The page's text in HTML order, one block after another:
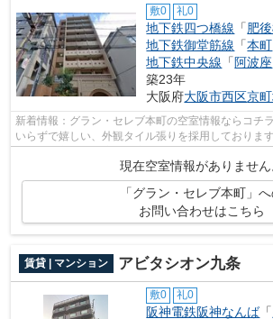
敷0 礼0
地下鉄四つ橋線 「肥
地下鉄御堂筋線 「本町
地下鉄中央線 「 阿波座
築23年
大阪府大阪市西区京
新着情報：グラン・セレブ本町の空室情報ならコチ
いらずで嬉しい、外観タイル張りを採用しておりま
現在空室情報がありません
「グラン・セレブ本町」
お問い合わせはこちら
賃貸 | マンション アビタシオン九条
敷0 礼0
阪神電鉄阪神なんば「